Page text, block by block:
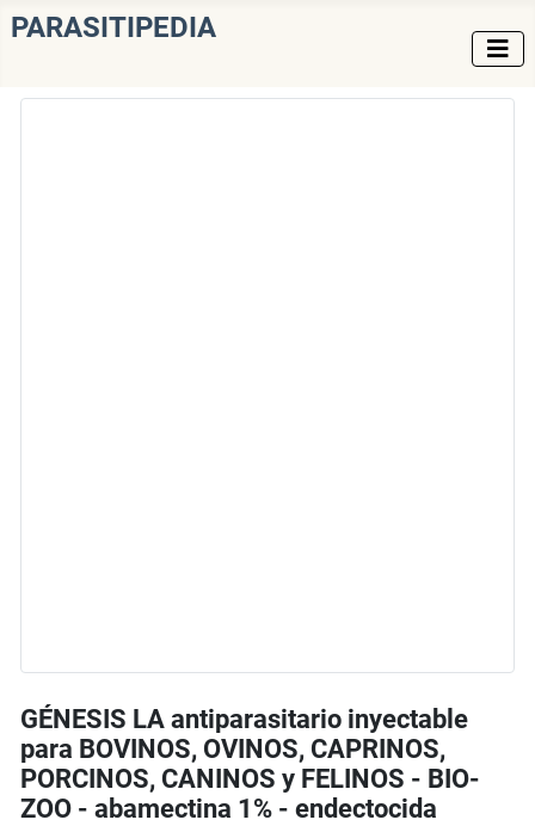
PARASITIPEDIA
GÉNESIS LA antiparasitario inyectable
para BOVINOS, OVINOS, CAPRINOS,
PORCINOS, CANINOS y FELINOS - BIO-
ZOO - abamectina 1% - endectocida